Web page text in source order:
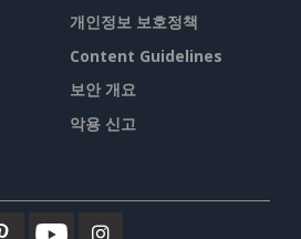
개인정보 보호정책
Content Guidelines
보안 개요
악용 신고